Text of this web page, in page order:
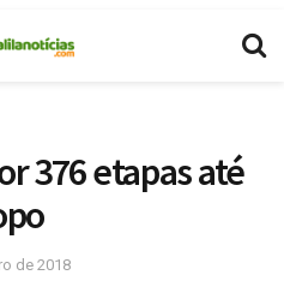
376 etapas até
de 2018